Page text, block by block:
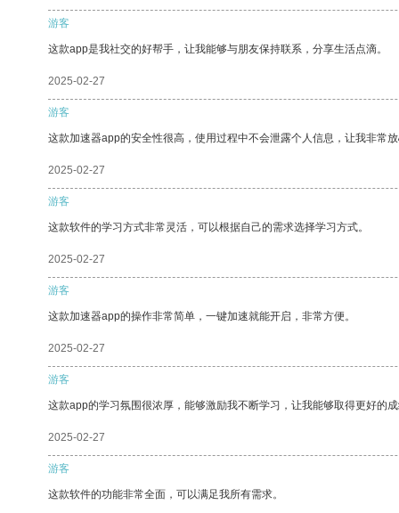
游客
这款app是我社交的好帮手，让我能够与朋友保持联系，分享生活点滴。
2025-02-27
游客
这款加速器app的安全性很高，使用过程中不会泄露个人信息，让我非常
2025-02-27
游客
这款软件的学习方式非常灵活，可以根据自己的需求选择学习方式。
2025-02-27
游客
这款加速器app的操作非常简单，一键加速就能开启，非常方便。
2025-02-27
游客
这款app的学习氛围很浓厚，能够激励我不断学习，让我能够取得更好的
2025-02-27
游客
这款软件的功能非常全面，可以满足我所有需求。